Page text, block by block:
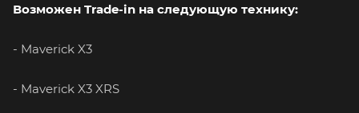
Возможен Trade-in на следующую технику:
- Maverick X3
- Maverick X3 XRS